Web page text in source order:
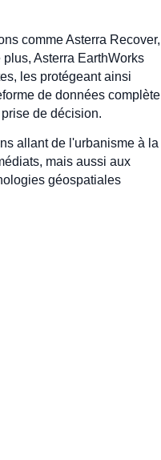
comme Asterra Recover,
Asterra EarthWorks
les protégeant ainsi
de données complète
de décision.
allant de l'urbanisme à la
mais aussi aux
géospatiales